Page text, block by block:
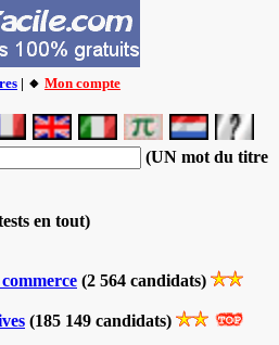
| 🔸 Mon compte
(UN mot du titre
en tout)
(2 564 candidats)
(185 149 candidats)